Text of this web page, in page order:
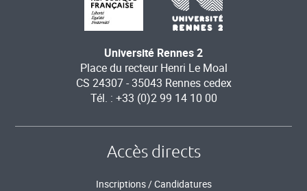
Université Rennes 2
Place du recteur Henri Le Moal
CS 24307 - 35043 Rennes cedex
Tél. : +33 (0)2 99 14 10 00
Accès directs
Inscriptions / Candidatures